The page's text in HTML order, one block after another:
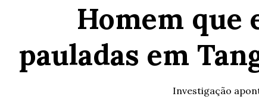
Homem que
pauladas em
Investigação